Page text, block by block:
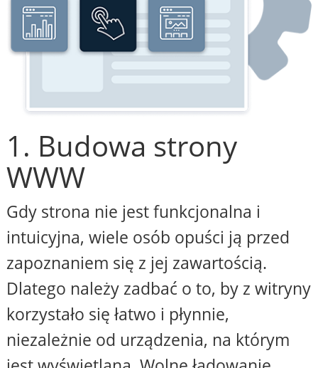
1. Budowa strony
WWW
Gdy strona nie jest funkcjonalna i
intuicyjna, wiele osób opuści ją przed
zapoznaniem się z jej zawartością.
Dlatego należy zadbać o to, by z witryny
korzystało się łatwo i płynnie,
niezależnie od urządzenia, na którym